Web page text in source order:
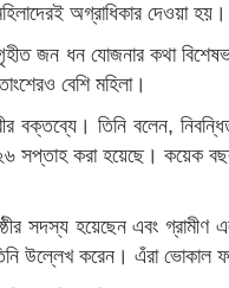
অগ্রাধিকার দেওয়া হয়।
জন ধন যোজনার কথা
বেশি মহিলা।
বক্তব্যে। তিনি বলেন,
২৬ সপ্তাহ করা হয়েছে। কয়েক
সদস্য হয়েছেন এবং
উল্লেখ করেন। এঁরা ভোকাল